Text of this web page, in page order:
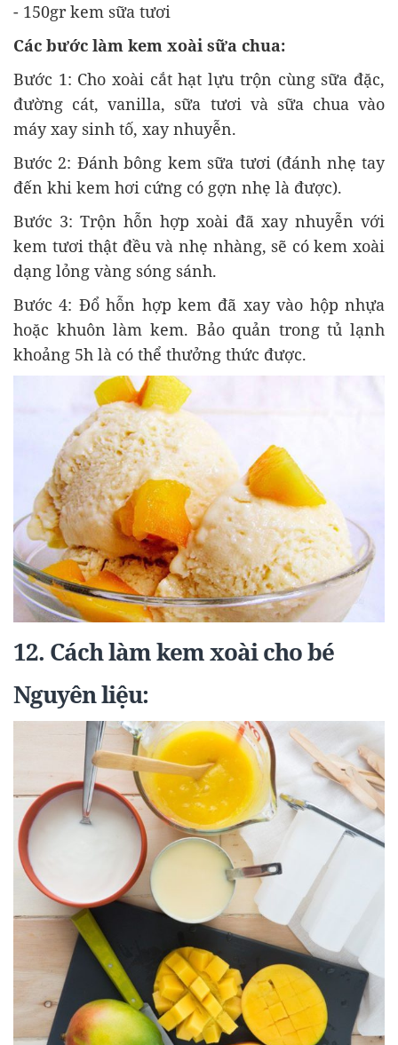
- 150gr kem sữa tươi
Các bước làm kem xoài sữa chua:
Bước 1: Cho xoài cắt hạt lựu trộn cùng sữa đặc,
đường cát, vanilla, sữa tươi và sữa chua vào
máy xay sinh tố, xay nhuyễn.
Bước 2: Đánh bông kem sữa tươi (đánh nhẹ tay
đến khi kem hơi cứng có gợn nhẹ là được).
Bước 3: Trộn hỗn hợp xoài đã xay nhuyễn với
kem tươi thật đều và nhẹ nhàng, sẽ có kem xoài
dạng lỏng vàng sóng sánh.
Bước 4: Đổ hỗn hợp kem đã xay vào hộp nhựa
hoặc khuôn làm kem. Bảo quản trong tủ lạnh
khoảng 5h là có thể thưởng thức được.
12. Cách làm kem xoài cho bé
Nguyên liệu: